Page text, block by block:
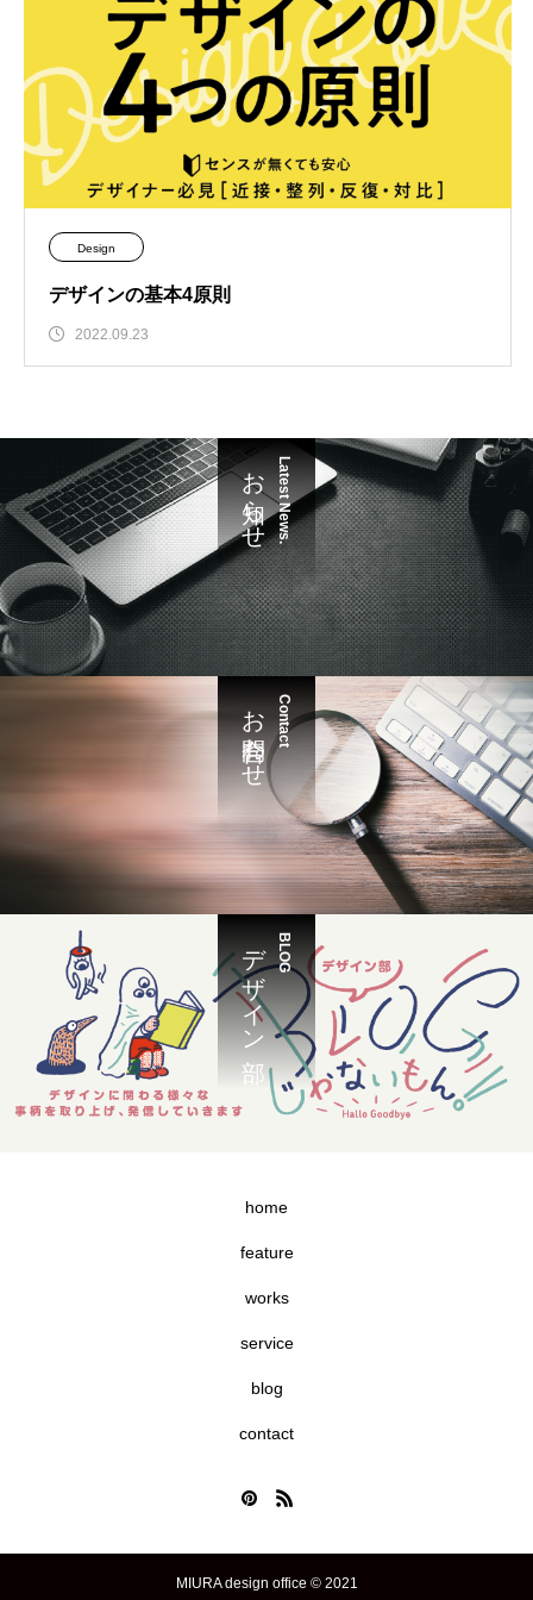
Design
デザインの基本4原則
2022.09.23
Latest News.
お知らせ
Contact
お問合わせ
BLOG
デザイン部
home
feature
works
service
blog
contact
MIURA design office © 2021